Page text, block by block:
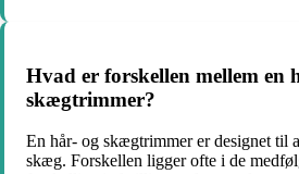
Hvad er forskellen mellem en
skægtrimmer?
En hår- og skægtrimmer er designet til
skæg. Forskellen ligger ofte i de